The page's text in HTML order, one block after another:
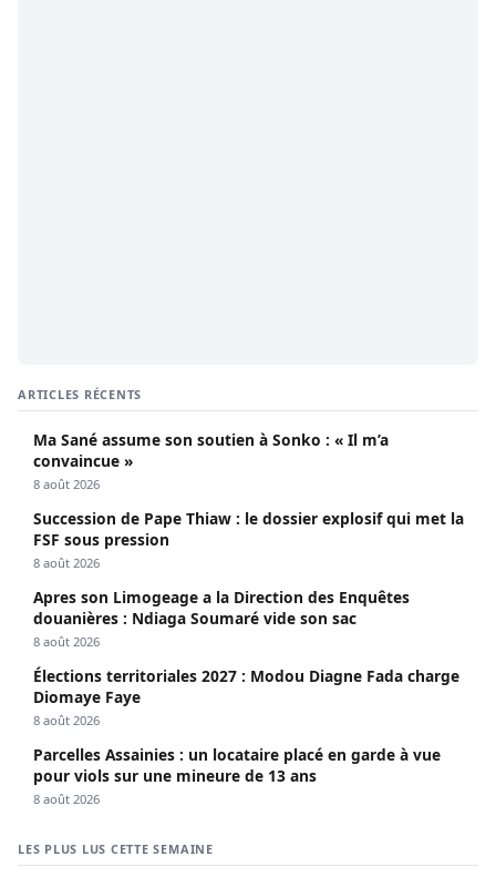
ARTICLES RÉCENTS
Ma Sané assume son soutien à Sonko : « Il m’a
convaincue »
8 août 2026
Succession de Pape Thiaw : le dossier explosif qui met la
FSF sous pression
8 août 2026
Apres son Limogeage a la Direction des Enquêtes
douanières : Ndiaga Soumaré vide son sac
8 août 2026
Élections territoriales 2027 : Modou Diagne Fada charge
Diomaye Faye
8 août 2026
Parcelles Assainies : un locataire placé en garde à vue
pour viols sur une mineure de 13 ans
8 août 2026
LES PLUS LUS CETTE SEMAINE